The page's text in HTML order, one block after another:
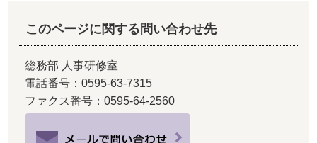
このページに関する問い合わせ先
総務部 人事研修室
電話番号：0595-63-7315
ファクス番号：0595-64-2560